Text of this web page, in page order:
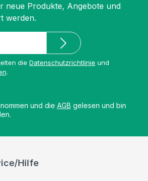
neue Produkte, Angebote und
werden.
die Datenschutzrichtlinie und
.
und die AGB gelesen und bin
Hilfe